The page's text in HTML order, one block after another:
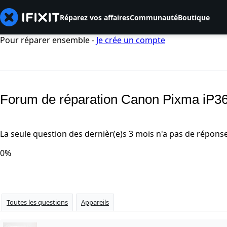
Réparez vos affairesCommunautéBoutique
Pour réparer ensemble - Je crée un compte
Forum de réparation Canon Pixma
La seule question des dernièr(e)s 3 mois n'a pas de
0%
Toutes les questions Appareils